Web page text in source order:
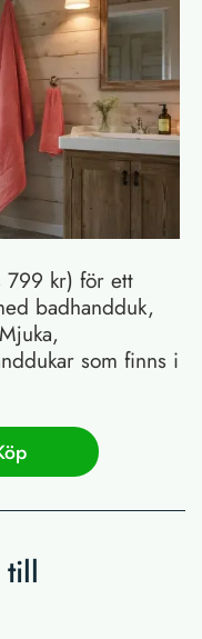
kr) för ett
badhandduk,
som finns i
till